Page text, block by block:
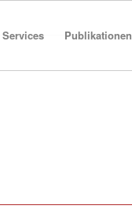
Services Publikationen